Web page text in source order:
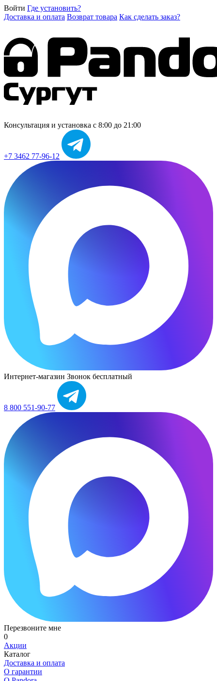
Войти Где установить?
Доставка и оплата Возврат товара Как сделать заказ?
Консультация и установка с 8:00 до 21:00
+7 3462 77-96-12
Интернет-магазин Звонок бесплатный
8 800 551-90-77
Перезвоните мне
0
Акции
Каталог
Доставка и оплата
О гарантии